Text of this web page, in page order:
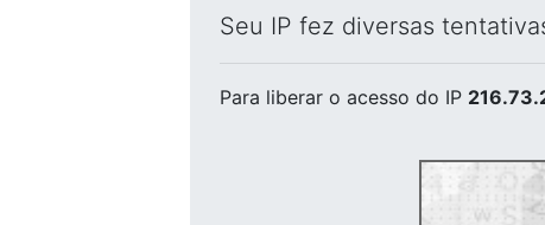
Seu IP fez diversas
Para liberar o acesso do IP